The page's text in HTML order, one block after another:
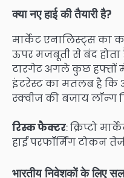
क्या नए हाई की तैयारी है?
मार्केट एनालिस्ट्स का
ऊपर मजबूती से बंद होता
टारगेट अगले कुछ हफ्तों
इंटरेस्ट का मतलब है कि
स्क्वीज की बजाय लॉन्ग
रिस्क फैक्टर: क्रिप्टो
हाई परफॉर्मिंग टोकन
भारतीय निवेशकों के लिए